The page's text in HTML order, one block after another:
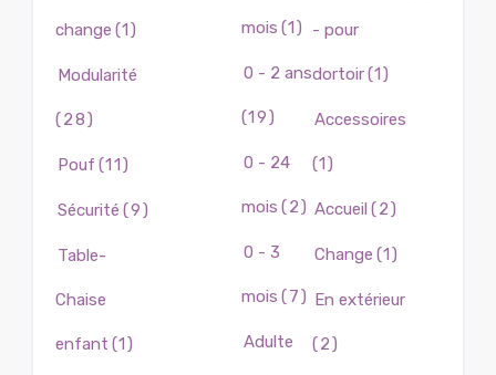
change (1)
Modularité
(28)
Pouf (11)
Sécurité (9)
Table-
Chaise
enfant (1)
mois (1)
0 - 2 ans
(19)
0 - 24
mois (2)
0 - 3
mois (7)
Adulte
- pour
dortoir(1)
Accessoires
(1)
Accueil (2)
Change (1)
En extérieur
(2)